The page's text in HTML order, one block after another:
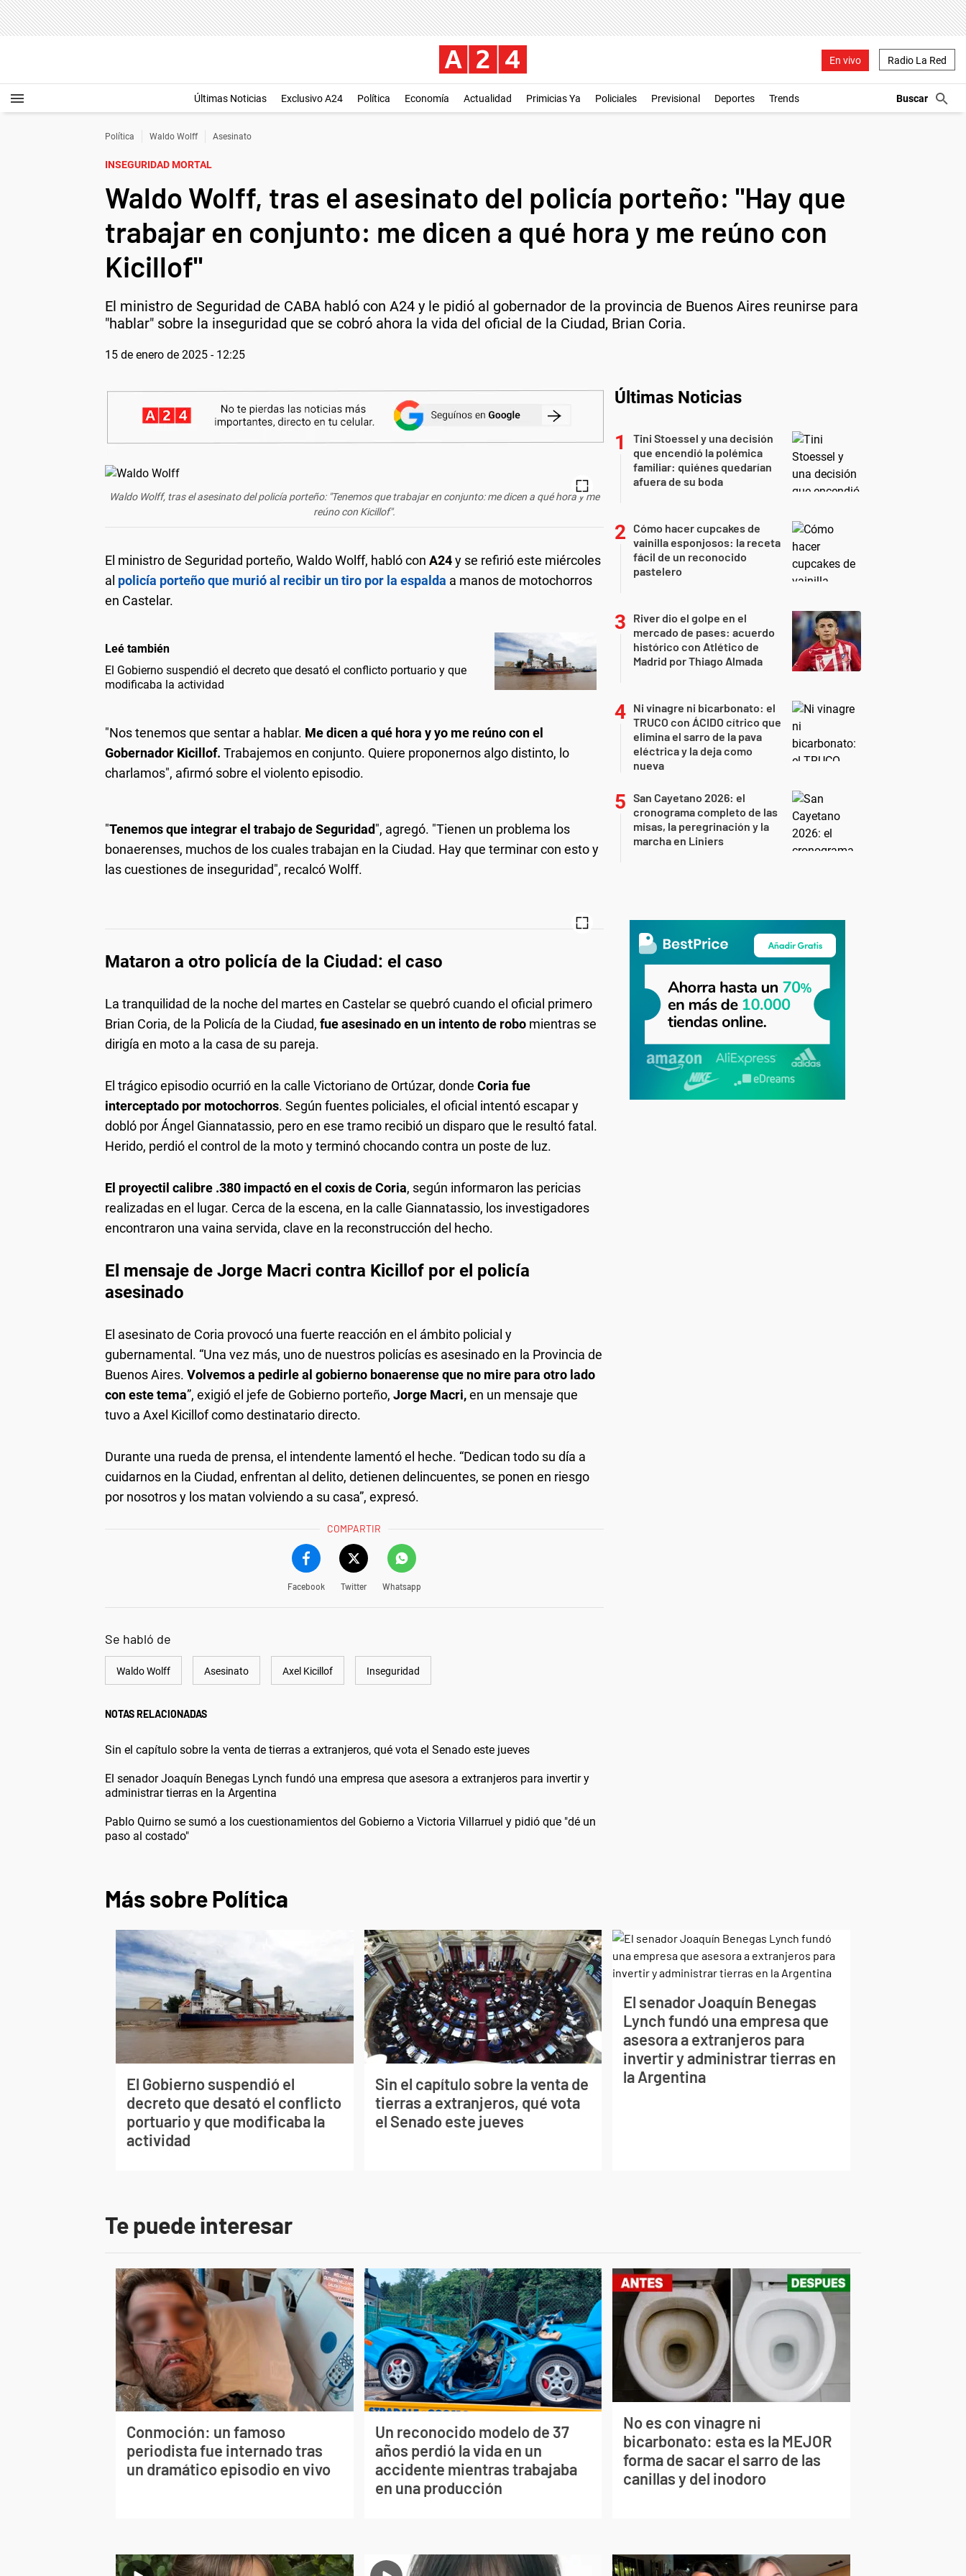
En vivo Radio La Red
Últimas Noticias Exclusivo A24 Política Economía Actualidad Primicias Ya Policiales Previsional Deportes Trends
Política Waldo Wolff Asesinato
INSEGURIDAD MORTAL
Waldo Wolff, tras el asesinato del policía porteño: "Hay que
trabajar en conjunto: me dicen a qué hora y me reúno con
Kicillof"
El ministro de Seguridad de CABA habló con A24 y le pidió al gobernador de la provincia de Buenos Aires reunirse para
"hablar" sobre la inseguridad que se cobró ahora la vida del oficial de la Ciudad, Brian Coria.
15 de enero de 2025 - 12:25
Waldo Wolff, tras el asesinato del policía porteño: "Tenemos que trabajar en conjunto: me dicen a qué hora y me
reúno con Kicillof".
El ministro de Seguridad porteño, Waldo Wolff, habló con A24y se refirió este miércoles
al policía porteño que murió al recibir un tiro por la espalda a manos de motochorros
en Castelar.
Leé también
El Gobierno suspendió el decreto que desató el conflicto portuario y que
modificaba la actividad
"Nos tenemos que sentar a hablar. Me dicen a qué hora y yo me reúno con el
Gobernador Kicillof. Trabajemos en conjunto. Quiere proponernos algo distinto, lo
charlamos", afirmó sobre el violento episodio.
"Tenemos que integrar el trabajo de Seguridad", agregó. "Tienen un problema los
bonaerenses, muchos de los cuales trabajan en la Ciudad. Hay que terminar con esto y
las cuestiones de inseguridad", recalcó Wolff.
Mataron a otro policía de la Ciudad: el caso
La tranquilidad de la noche del martes en Castelar se quebró cuando el oficial primero
Brian Coria, de la Policía de la Ciudad, fue asesinado en un intento de robo mientras se
dirigía en moto a la casa de su pareja.
El trágico episodio ocurrió en la calle Victoriano de Ortúzar, donde Coria fue
interceptado por motochorros. Según fuentes policiales, el oficial intentó escapar y
dobló por Ángel Giannatassio, pero en ese tramo recibió un disparo que le resultó fatal.
Herido, perdió el control de la moto y terminó chocando contra un poste de luz.
El proyectil calibre .380 impactó en el coxis de Coria, según informaron las pericias
realizadas en el lugar. Cerca de la escena, en la calle Giannatassio, los investigadores
encontraron una vaina servida, clave en la reconstrucción del hecho.
El mensaje de Jorge Macri contra Kicillof por el policía
asesinado
El asesinato de Coria provocó una fuerte reacción en el ámbito policial y
gubernamental. “Una vez más, uno de nuestros policías es asesinado en la Provincia de
Buenos Aires. Volvemos a pedirle al gobierno bonaerense que no mire para otro lado
con este tema”, exigió el jefe de Gobierno porteño, Jorge Macri,en un mensaje que
tuvo a Axel Kicillof como destinatario directo.
Durante una rueda de prensa, el intendente lamentó el heche. “Dedican todo su día a
cuidarnos en la Ciudad, enfrentan al delito, detienen delincuentes, se ponen en riesgo
por nosotros y los matan volviendo a su casa”, expresó.
COMPARTIR
Facebook Twitter Whatsapp
Se habló de
Waldo Wolff Asesinato Axel Kicillof Inseguridad
NOTAS RELACIONADAS
Sin el capítulo sobre la venta de tierras a extranjeros, qué vota el Senado este jueves
El senador Joaquín Benegas Lynch fundó una empresa que asesora a extranjeros para invertir y
administrar tierras en la Argentina
Pablo Quirno se sumó a los cuestionamientos del Gobierno a Victoria Villarruel y pidió que "dé un
paso al costado"
Últimas Noticias
Tini Stoessel y una decisión
que encendió la polémica
familiar: quiénes quedarían
afuera de su boda
Cómo hacer cupcakes de
vainilla esponjosos: la receta
fácil de un reconocido
pastelero
River dio el golpe en el
mercado de pases: acuerdo
histórico con Atlético de
Madrid por Thiago Almada
Ni vinagre ni bicarbonato: el
TRUCO con ÁCIDO cítrico que
elimina el sarro de la pava
eléctrica y la deja como
nueva
San Cayetano 2026: el
cronograma completo de las
misas, la peregrinación y la
marcha en Liniers
Más sobre Política
El Gobierno suspendió el
decreto que desató el conflicto
portuario y que modificaba la
actividad
Sin el capítulo sobre la venta de
tierras a extranjeros, qué vota
el Senado este jueves
El senador Joaquín Benegas
Lynch fundó una empresa que
asesora a extranjeros para
invertir y administrar tierras en
la Argentina
Te puede interesar
Conmoción: un famoso
periodista fue internado tras
un dramático episodio en vivo
Un reconocido modelo de 37
años perdió la vida en un
accidente mientras trabajaba
en una producción
No es con vinagre ni
bicarbonato: esta es la MEJOR
forma de sacar el sarro de las
canillas y del inodoro